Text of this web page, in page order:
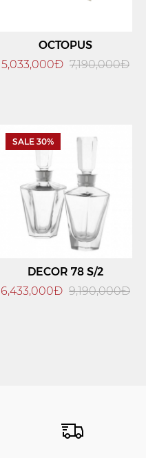
OCTOPUS
5,033,000Đ 7,190,000Đ
SALE 30%
DECOR 78 S/2
6,433,000Đ 9,190,000Đ